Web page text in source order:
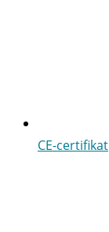
CE-certifikat